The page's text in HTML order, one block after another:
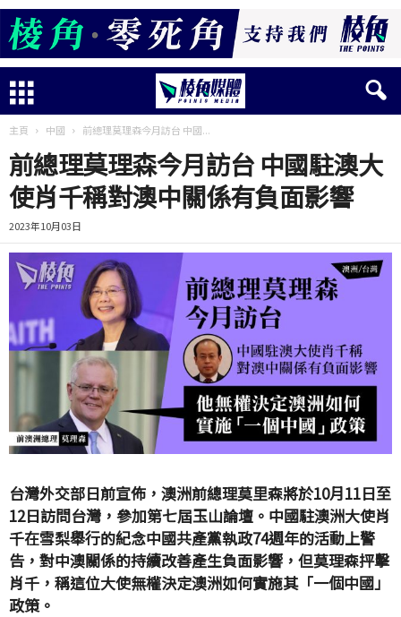
主頁 中國 前總理莫理森今月訪台 中國...
前總理莫理森今月訪台 中國駐澳大
使肖千稱對澳中關係有負面影響
2023年10月03日
台灣外交部日前宣佈，澳洲前總理莫里森將於10月11日至
12日訪問台灣，參加第七屆玉山論壇。中國駐澳洲大使肖
千在雪梨舉行的紀念中國共產黨執政74週年的活動上警
告，對中澳關係的持續改善產生負面影響，但莫理森抨擊
肖千，稱這位大使無權決定澳洲如何實施其「一個中國」
政策。